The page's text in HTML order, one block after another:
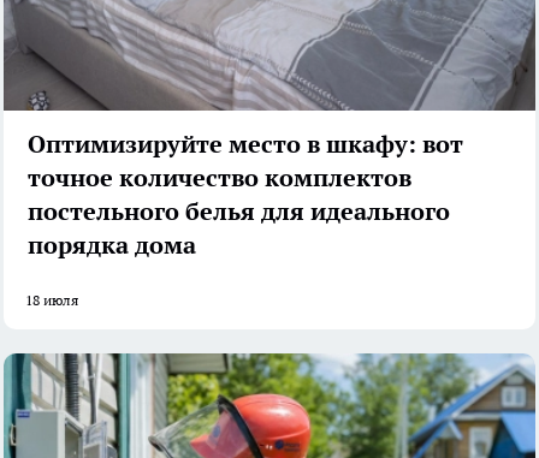
Оптимизируйте место в шкафу: вот
точное количество комплектов
постельного белья для идеального
порядка дома
18 июля